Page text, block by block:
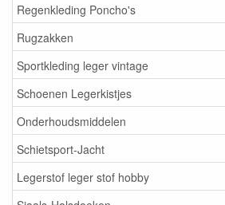
Regenkleding Poncho's
Rugzakken
Sportkleding leger vintage
Schoenen Legerkistjes
Onderhoudsmiddelen
Schietsport-Jacht
Legerstof leger stof hobby